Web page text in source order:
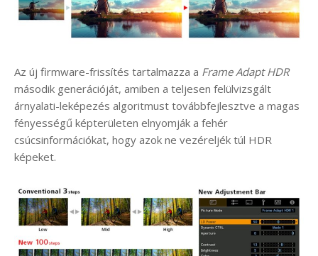
Az új firmware-frissítés tartalmazza a Frame Adapt HDR
második generációját, amiben a teljesen felülvizsgált
árnyalati-leképezés algoritmust továbbfejlesztve a magas
fényességű képterületen elnyomják a fehér
csúcsinformációkat, hogy azok ne vezéreljék túl HDR
képeket.